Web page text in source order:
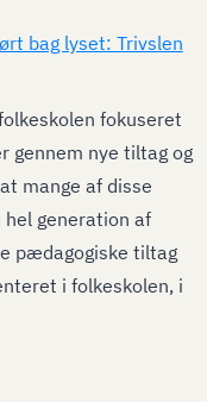
bag lyset: Trivslen
fokuseret
gennem nye tiltag og
mange af disse
generation af
pædagogiske tiltag
i folkeskolen, i